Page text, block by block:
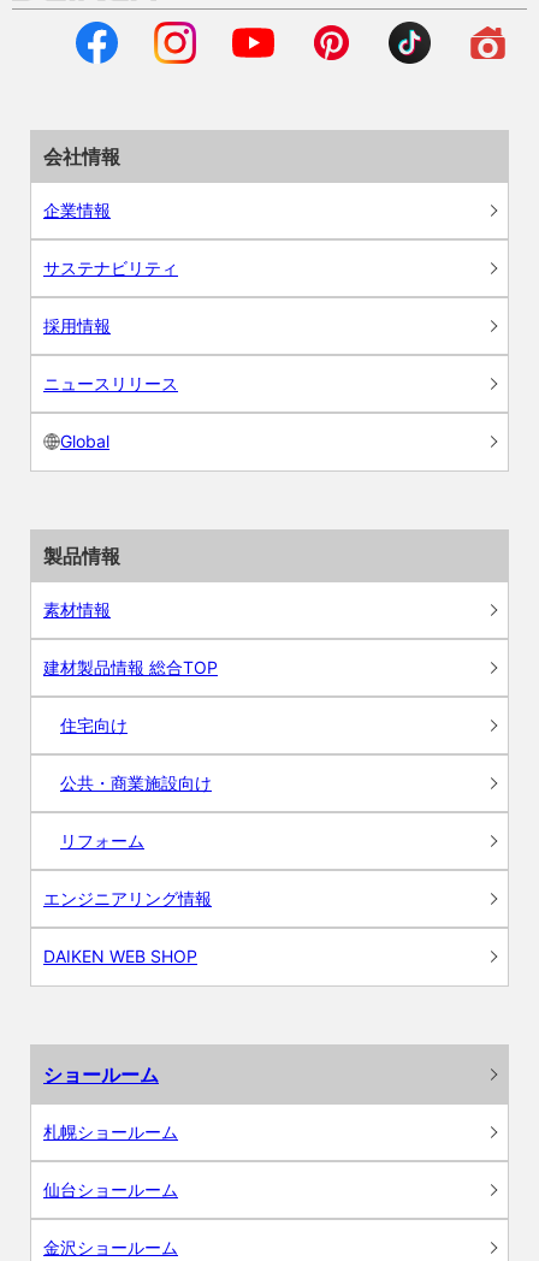
会社情報
企業情報
サステナビリティ
採用情報
ニュースリリース
Global
製品情報
素材情報
建材製品情報 総合TOP
住宅向け
公共・商業施設向け
リフォーム
エンジニアリング情報
DAIKEN WEB SHOP
ショールーム
札幌ショールーム
仙台ショールーム
金沢ショールーム